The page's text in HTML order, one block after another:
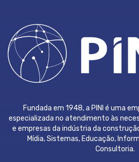
Fundada em 1948, a PINI é uma
especializada no atendimento às
e empresas da indústria da
Mídia, Sistemas, Educação,
Consultoria.